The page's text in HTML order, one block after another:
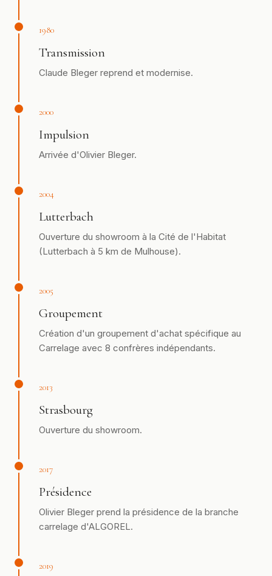
1980
Transmission
Claude Bleger reprend et modernise.
2000
Impulsion
Arrivée d'Olivier Bleger.
2004
Lutterbach
Ouverture du showroom à la Cité de l'Habitat
(Lutterbach à 5 km de Mulhouse).
2005
Groupement
Création d'un groupement d'achat spécifique au
Carrelage avec 8 confrères indépendants.
2013
Strasbourg
Ouverture du showroom.
2017
Présidence
Olivier Bleger prend la présidence de la branche
carrelage d'ALGOREL.
2019